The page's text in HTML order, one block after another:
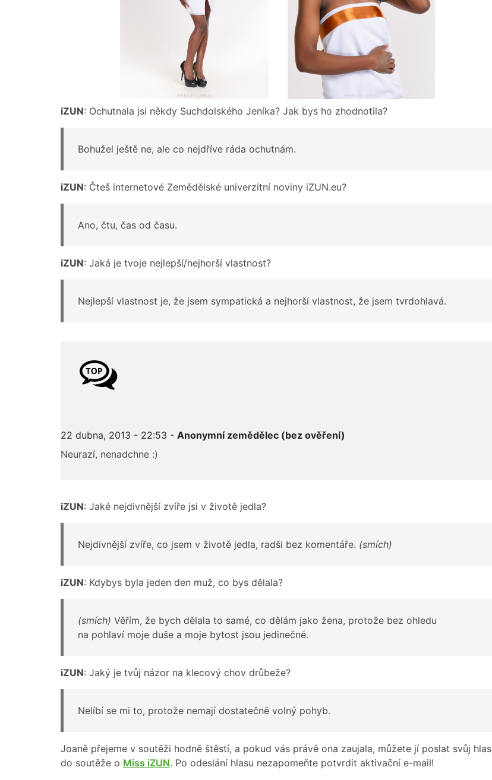
iZUN: Ochutnala jsi někdy Suchdolského Jeníka? Jak bys ho zhodnotila?
Bohužel ještě ne, ale co nejdříve ráda ochutnám.
iZUN: Čteš internetové Zemědělské univerzitní noviny iZUN.eu?
Ano, čtu, čas od času.
iZUN: Jaká je tvoje nejlepší/nejhorší vlastnost?
Nejlepší vlastnost je, že jsem sympatická a nejhorší vlastnost, že jsem tvrdohlavá.
22 dubna, 2013 - 22:53 - Anonymní zemědělec (bez ověření)
Neurazí, nenadchne :)
iZUN: Jaké nejdivnější zvíře jsi v životě jedla?
Nejdivnější zvíře, co jsem v životě jedla, radši bez komentáře. (smích)
iZUN: Kdybys byla jeden den muž, co bys dělala?
(smích) Věřím, že bych dělala to samé, co dělám jako žena, protože bez ohledu
na pohlaví moje duše a moje bytost jsou jedinečné.
iZUN: Jaký je tvůj názor na klecový chov drůbeže?
Nelíbí se mi to, protože nemají dostatečně volný pohyb.
Joaně přejeme v soutěži hodně štěstí, a pokud vás právě ona zaujala, můžete jí poslat svůj hlas
do soutěže o Miss iZUN. Po odeslání hlasu nezapomeňte potvrdit aktivační e-mail!